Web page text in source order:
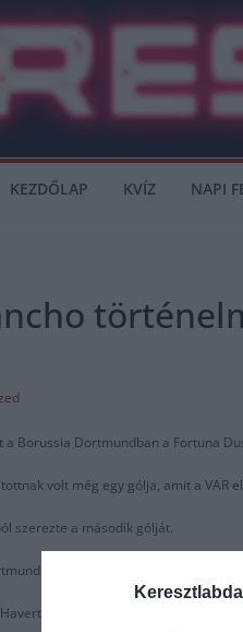
KEZDŐLAP KVÍZ NAPI
a Borussia Dortmundban a Fortuna
volt még egy gólja, amit a
szerezte a második gólját.
Thorgan Hazard szintén
jutott el tinédzserként